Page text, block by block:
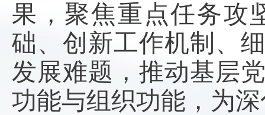
果，聚焦重点任务攻
础、创新工作机制、
发展难题，推动基层
功能与组织功能，为